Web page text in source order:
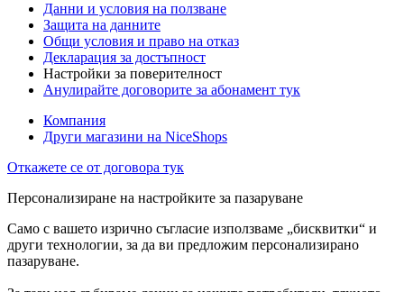
Данни и условия на ползване
Защита на данните
Общи условия и право на отказ
Декларация за достъпност
Настройки за поверителност
Анулирайте договорите за абонамент тук
Компания
Други магазини на NiceShops
Откажете се от договора тук
Персонализиране на настройките за пазаруване
Само с вашето изрично съгласие използваме „бисквитки“ и
други технологии, за да ви предложим персонализирано
пазаруване.